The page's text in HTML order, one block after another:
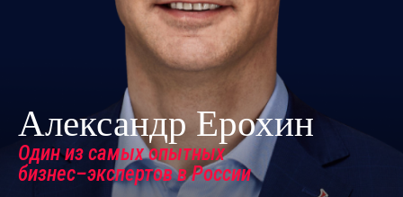
Александр Ерохин
Один из самых опытных
бизнес–экспертов в России